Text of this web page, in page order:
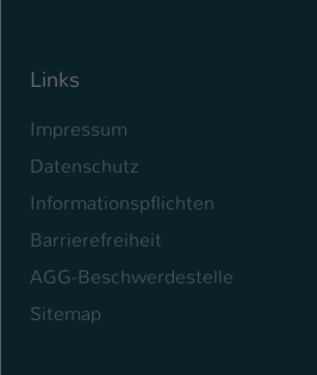
Links
Impressum
Datenschutz
Informationspflichten
Barrierefreiheit
AGG-Beschwerdestelle
Sitemap